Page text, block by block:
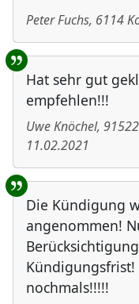
Peter Fuchs, 6114
Hat sehr gut
empfehlen!!!
Uwe Knöchel, 91522
11.02.2021
Die Kündigung
angenommen!
nochmals!!!!!